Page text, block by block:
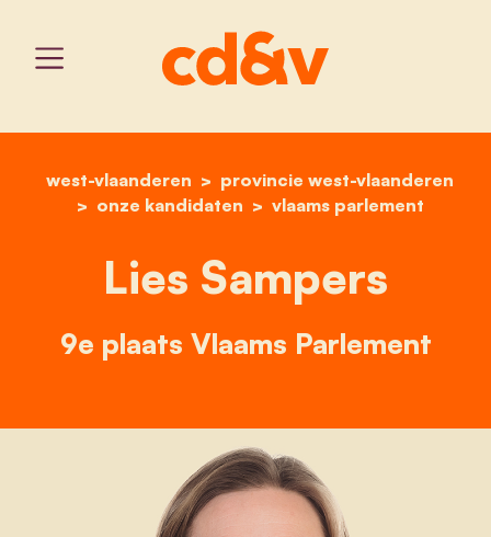
home
west-vlaanderen
provincie west-vlaanderen
onze kandidaten
vlaams parlement
lies sampers
Lies Sampers
9e plaats Vlaams Parlement